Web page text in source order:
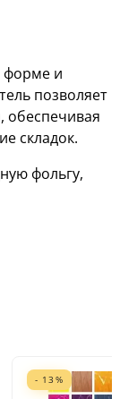
форме и
позволяет
обеспечивая
складок.
фольгу,
- 13%